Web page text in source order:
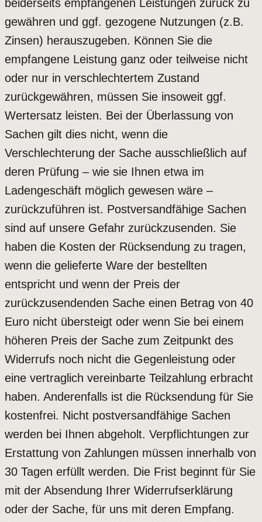
beiderseits empfangenen Leistungen zurück zu
gewähren und ggf. gezogene Nutzungen (z.B.
Zinsen) herauszugeben. Können Sie die
empfangene Leistung ganz oder teilweise nicht
oder nur in verschlechtertem Zustand
zurückgewähren, müssen Sie insoweit ggf.
Wertersatz leisten. Bei der Überlassung von
Sachen gilt dies nicht, wenn die
Verschlechterung der Sache ausschließlich auf
deren Prüfung – wie sie Ihnen etwa im
Ladengeschäft möglich gewesen wäre –
zurückzuführen ist. Postversandfähige Sachen
sind auf unsere Gefahr zurückzusenden. Sie
haben die Kosten der Rücksendung zu tragen,
wenn die gelieferte Ware der bestellten
entspricht und wenn der Preis der
zurückzusendenden Sache einen Betrag von 40
Euro nicht übersteigt oder wenn Sie bei einem
höheren Preis der Sache zum Zeitpunkt des
Widerrufs noch nicht die Gegenleistung oder
eine vertraglich vereinbarte Teilzahlung erbracht
haben. Anderenfalls ist die Rücksendung für Sie
kostenfrei. Nicht postversandfähige Sachen
werden bei Ihnen abgeholt. Verpflichtungen zur
Erstattung von Zahlungen müssen innerhalb von
30 Tagen erfüllt werden. Die Frist beginnt für Sie
mit der Absendung Ihrer Widerrufserklärung
oder der Sache, für uns mit deren Empfang.